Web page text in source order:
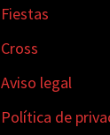
Fiestas
Cross
Aviso legal
Política de